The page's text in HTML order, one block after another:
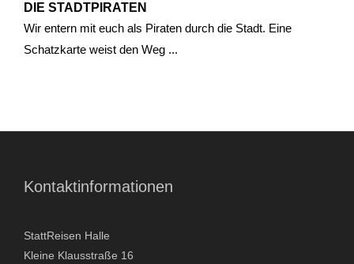
DIE STADTPIRATEN
Wir entern mit euch als Piraten durch die Stadt. Eine
Schatzkarte weist den Weg ...
Kontaktinformationen
StattReisen Halle
Kleine Klausstraße 16